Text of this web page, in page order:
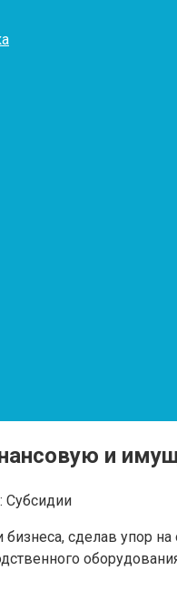
и
Субсидии
сделав упор